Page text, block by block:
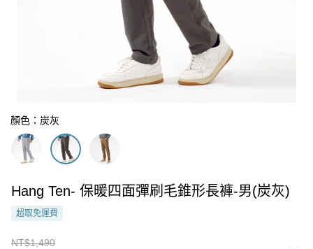
顏色：炭灰
Hang Ten- 保暖四面彈刷毛錐形長褲-男(炭灰)
超取免運費
NT$1,490